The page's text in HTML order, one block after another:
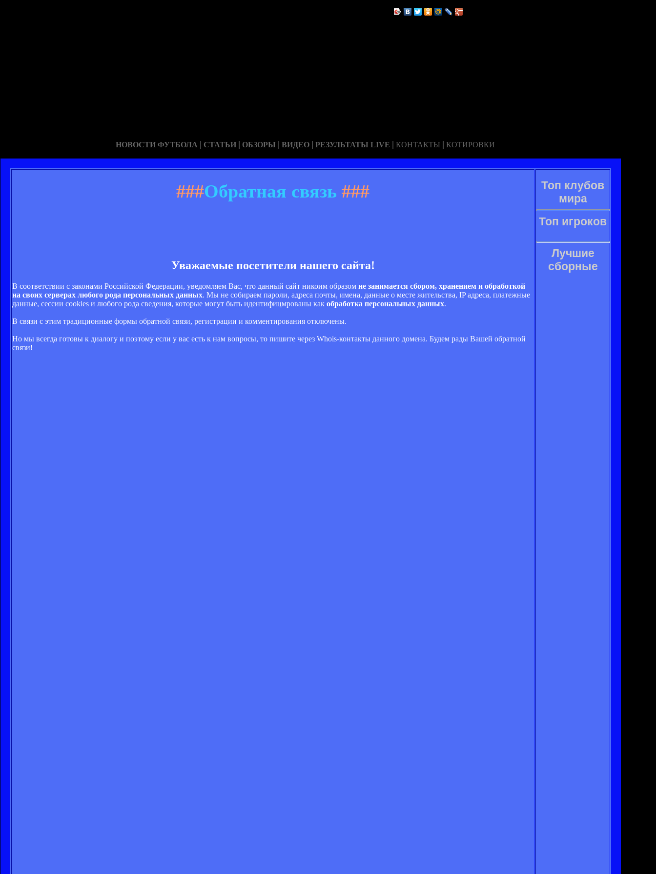
НОВОСТИ ФУТБОЛА | СТАТЬИ | ОБЗОРЫ | ВИДЕО | РЕЗУЛЬТАТЫ LIVE | КОНТАКТЫ | КОТИРОВКИ
###Обратная связь ###
Уважаемые посетители нашего сайта!
В соответствии с законами Российской Федерации, уведомляем Вас, что данный сайт никоим образом не занимается сбором, хранением и обработкой
на своих серверах любого рода персональных данных. Мы не собираем пароли, адреса почты, имена, данные о месте жительства, IP адреса, платежные
данные, сессии cookies и любого рода сведения, которые могут быть идентифицмрованы как обработка персональных данных.
В связи с этим традиционные формы обратной связи, регистрации и комментирования отключены.
Но мы всегда готовы к диалогу и поэтому если у вас есть к нам вопросы, то пишите через Whois-контакты данного домена. Будем рады Вашей обратной
связи!
Топ клубов
мира
Топ игроков
Лучшие
сборные